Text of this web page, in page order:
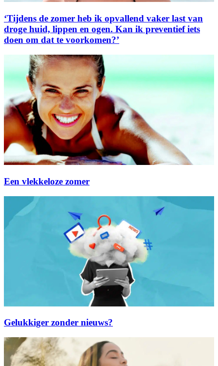
‘Tijdens de zomer heb ik opvallend vaker last van
droge huid, lippen en ogen. Kan ik preventief iets
doen om dat te voorkomen?’
Een vlekkeloze zomer
Gelukkiger zonder nieuws?